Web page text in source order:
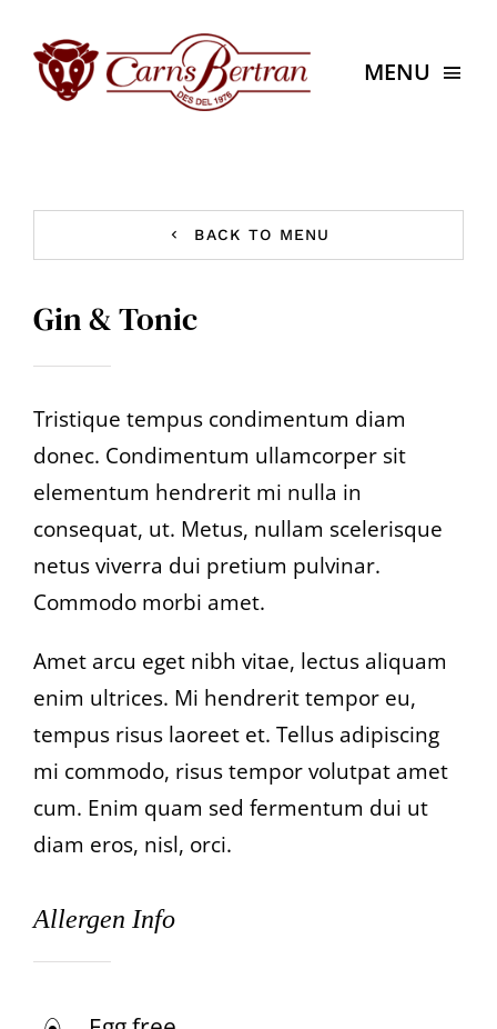
content
MENU
Botiga
Cistella
Tornar a Carns Bertran
BACK TO MENU
Gin & Tonic
Tristique tempus condimentum diam
donec. Condimentum ullamcorper sit
elementum hendrerit mi nulla in
consequat, ut. Metus, nullam scelerisque
netus viverra dui pretium pulvinar.
Commodo morbi amet.
Amet arcu eget nibh vitae, lectus aliquam
enim ultrices. Mi hendrerit tempor eu,
tempus risus laoreet et. Tellus adipiscing
mi commodo, risus tempor volutpat amet
cum. Enim quam sed fermentum dui ut
diam eros, nisl, orci.
Allergen Info